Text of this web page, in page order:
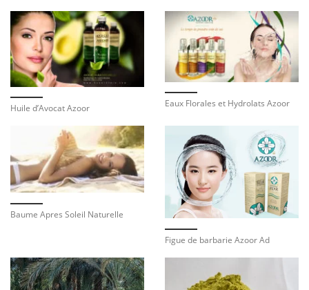
Huile d’Avocat Azoor Eaux Florales et Hydrolats Azoor
Baume Apres Soleil Naturelle
Figue de barbarie Azoor Ad